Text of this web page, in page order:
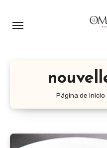
Página de inicio